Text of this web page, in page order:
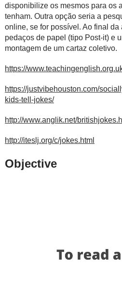
disponibilize os mesmos para os
tenham. Outra opção seria a
online, se for possível. Ao final
pedaços de papel (tipo Post-it) e
montagem de um cartaz coletivo.
https://
https://justvibehouston.com/
kids-tell-jokes/
http://www.anglik.net/
http://iteslj.org/c/jokes.html
Objective